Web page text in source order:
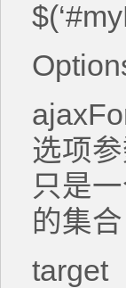
选项
只是
的集合
target